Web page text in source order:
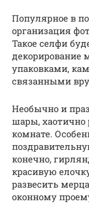
Популярное в
организация
Такое селфи
упаковками,
связанными
Необычно и
шары, хаотично
комнате.
конечно,
красивую
развесить
оконному